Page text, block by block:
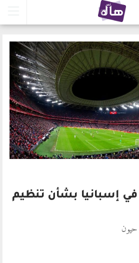
إسبانيا بشأن تنظيم
حيون